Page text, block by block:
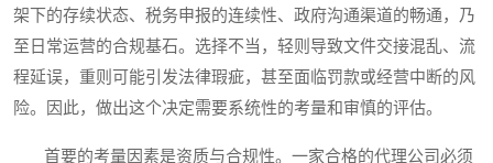
架下的存续状态、税务申报的连续性、政府沟通渠道的畅通，乃
至日常运营的合规基石。选择不当，轻则导致文件交接混乱、流
程延误，重则可能引发法律瑕疵，甚至面临罚款或经营中断的风
险。因此，做出这个决定需要系统性的考量和审慎的评估。
首要的考量因素是资质与合规性。一家合格的代理公司必须